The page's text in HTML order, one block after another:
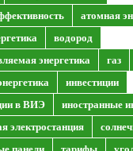
атомная
водород
энергетика
газ
инвестиции
в ВИЭ
иностранные
электростанция
панели
тарифы